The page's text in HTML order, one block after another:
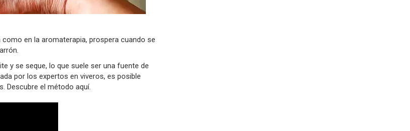
en la aromaterapia, prospera cuando se
y se seque, lo que suele ser una fuente de
por los expertos en viveros, es posible
Descubre el método aquí.